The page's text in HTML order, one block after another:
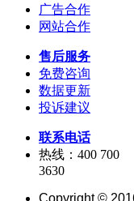
广告合作
网站合作
售后服务
免费咨询
数据更新
投诉建议
联系电话
热线：400 700
3630
Copyright ©